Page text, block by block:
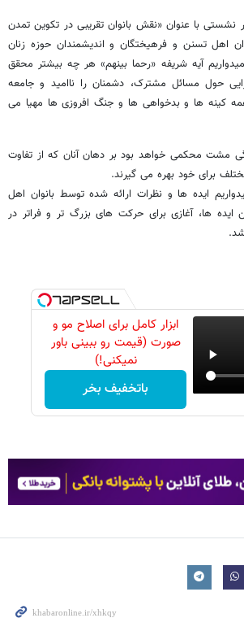
نشستی با عنوان «نقش بانوان تقریبی در تکوین تمدن
اهل تسنن و فرهیختگان و اندیشمندان حوزه زنان
آیه شریفه «رحما بینهم» هر چه بیشتر محقق
حول مسائل مشترک، دشمنان را ناامید و جامعه
کینه ها و بدخواهی ها و جنگ افروزی ها مهیا می
مشت محکمی خواهد بود بر دهان آنان که از تفاوت
برای خود بهره می گیرند.
ایده ها و نظرات ارائه شده توسط بانوان اهل
ها، آغازی برای حرکت های بزرگ تر و فراتر در
ابزار کامل برای اصلاح مو و
صورت (قیمت رو ببینی باور
نمیکنی!)
باتخفیف بخر